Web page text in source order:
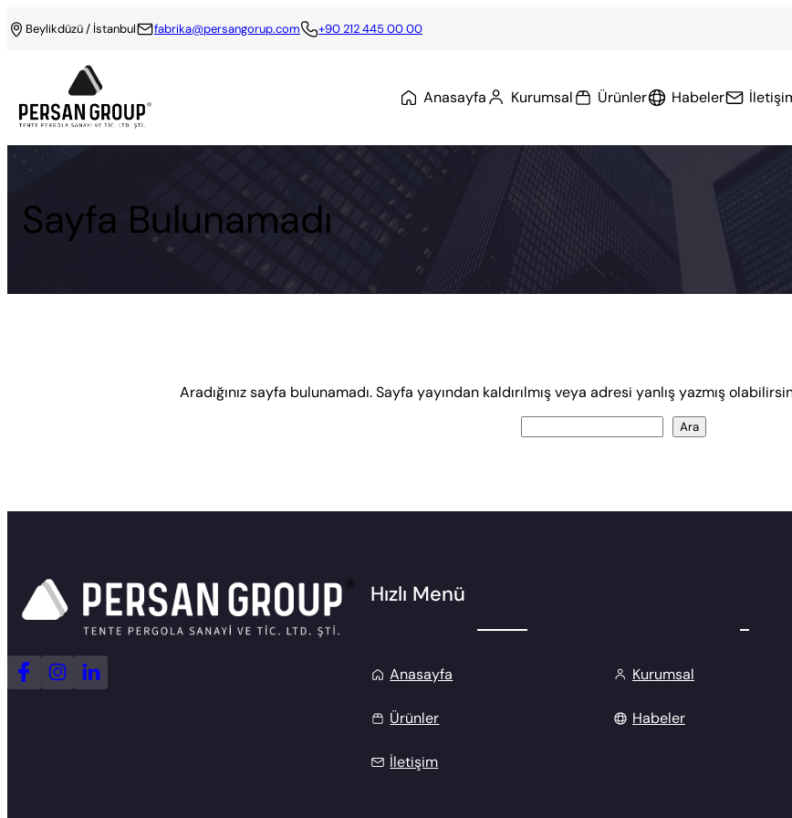
Beylikdüzü / İstanbul fabrika@persangorup.com +90 212 445 00 00
Anasayfa Kurumsal Ürünler Habeler
Sayfa Bulunamadı
Aradığınız sayfa bulunamadı. Sayfa yayından kaldırılmış veya adresi yanlış yazmış
Ara
Hızlı Menü
Anasayfa Kurumsal
Ürünler Habeler
İletişim